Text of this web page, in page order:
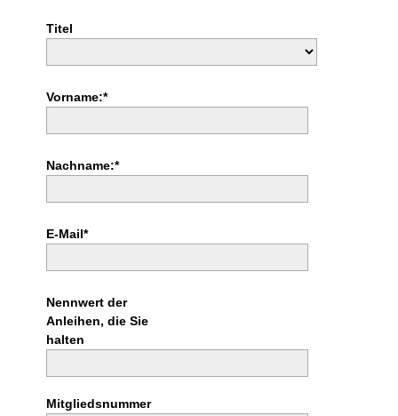
Titel
Vorname:*
Nachname:*
E-Mail*
Nennwert der
Anleihen, die Sie
halten
Mitgliedsnummer